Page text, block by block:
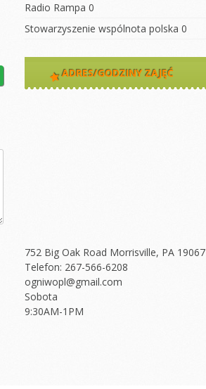
Radio Rampa 0
Stowarzyszenie wspólnota polska 0
ADRES/GODZINY ZAJĘĆ
752 Big Oak Road Morrisville, PA 19067
Telefon: 267-566-6208
ogniwopl@gmail.com
Sobota
9:30AM-1PM